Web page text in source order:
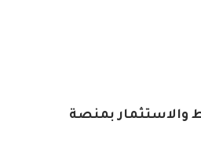
والاستثمار بمنصة